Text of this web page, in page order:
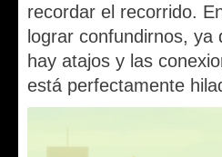
recordar el recorrido.
lograr confundirnos,
hay atajos y las
está perfectamente